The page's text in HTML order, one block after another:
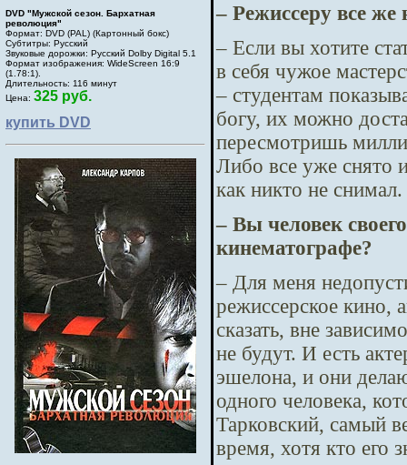
DVD "Мужской сезон. Бархатная
революция"
Формат: DVD (PAL) (Картонный бокс)
Субтитры: Русский
Звуковые дорожки: Русский Dolby Digital 5.1
Формат изображения: WideScreen 16:9
(1.78:1).
Длительность: 116 минут
Цена: 325 руб.
купить DVD
– Режиссеру все же
– Если вы хотите
в себя чужое
– студентам
богу, их можно
пересмотришь
Либо все уже снято
как никто не снимал.
– Вы человек
кинематографе?
– Для меня
режиссерское кино,
сказать, вне
не будут. И есть
эшелона, и они
одного человека,
Тарковский, самый
время, хотя кто его